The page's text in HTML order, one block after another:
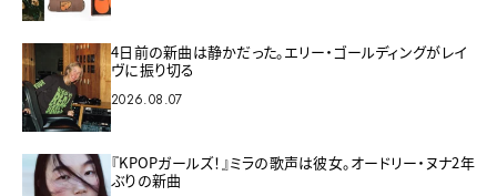
4日前の新曲は静かだった。エリー・ゴールディングがレイ
ヴに振り切る
2026.08.07
『KPOPガールズ！』ミラの歌声は彼女。オードリー・ヌナ2年
ぶりの新曲